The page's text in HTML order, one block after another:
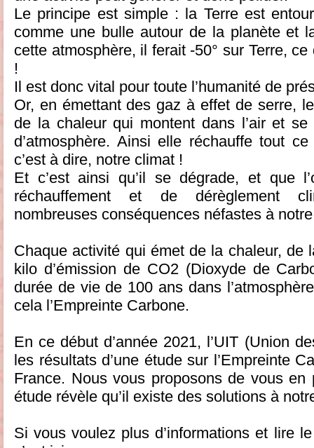
Le principe est simple : la Terre est
comme une bulle autour de la planète et
cette atmosphère, il ferait -50° sur Terre,
!
Il est donc vital pour toute l’humanité de
Or, en émettant des gaz à effet de serre,
de la chaleur qui montent dans l’air et
d’atmosphère. Ainsi elle réchauffe tout
c’est à dire, notre climat !
Et c’est ainsi qu’il se dégrade, et que
réchauffement et de dérèglement
nombreuses conséquences néfastes à
Chaque activité qui émet de la chaleur, de
kilo d’émission de CO2 (Dioxyde de
durée de vie de 100 ans dans
cela l’Empreinte Carbone.
En ce début d’année 2021, l’UIT (Union
les résultats d’une étude sur l’Empreinte
France. Nous vous proposons de vous en
étude révèle qu’il existe des solutions à
Si vous voulez plus d’informations et lire